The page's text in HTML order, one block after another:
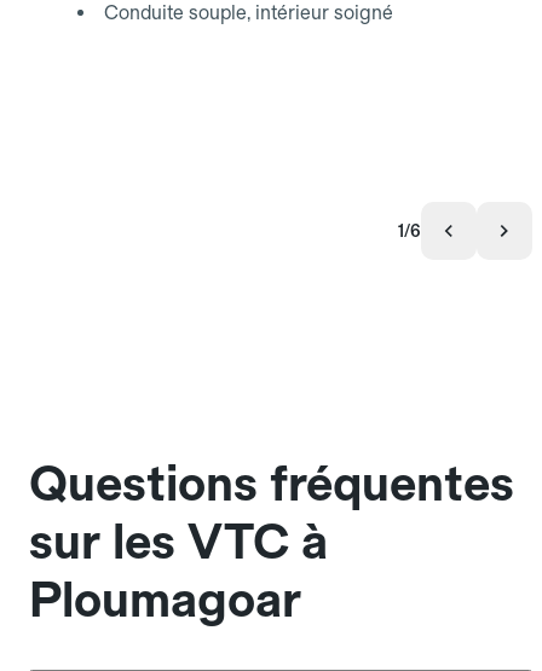
Conduite souple, intérieur soigné
1/6
Questions fréquentes
sur les VTC à
Ploumagoar